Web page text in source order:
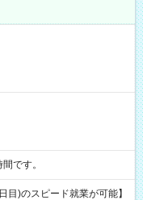
時間です。
目)のスピード就業が可能】